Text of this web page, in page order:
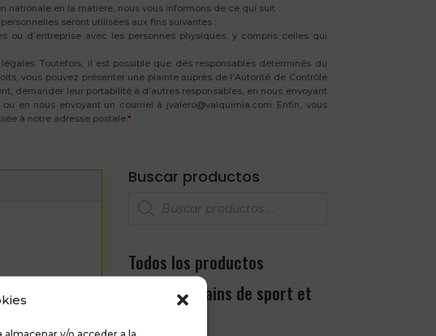
y/o acceder a la
nationale en la matière, nous vous informons de ce qui suit :
seront utilisées aux fins suivantes :
d’entreprise avec les personnes physiques, y compris celles qui
Toutefois, il est possible que des responsables déterminés du
vous pouvez présenter une plainte auprès de l’Autorité de Contrôle
demander leur portabilité à d’autres responsables, en nous envoyant
ou en nous envoyant un courriel à jvalero@valquimia.com. Enfin, vous
à notre adresse postale.*
Buscar productos
Recherche
de
Todos los productos
Gazon, terrains de sport et
jardinage